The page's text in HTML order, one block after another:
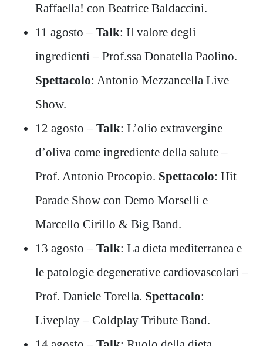
Raffaella! con Beatrice Baldaccini.
11 agosto – Talk: Il valore degli
ingredienti – Prof.ssa Donatella Paolino.
Spettacolo: Antonio Mezzancella Live
Show.
12 agosto – Talk: L’olio extravergine
d’oliva come ingrediente della salute –
Prof. Antonio Procopio. Spettacolo: Hit
Parade Show con Demo Morselli e
Marcello Cirillo & Big Band.
13 agosto – Talk: La dieta mediterranea e
le patologie degenerative cardiovascolari –
Prof. Daniele Torella. Spettacolo:
Liveplay – Coldplay Tribute Band.